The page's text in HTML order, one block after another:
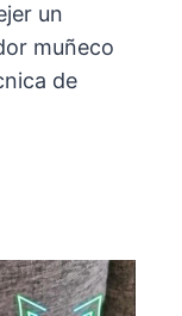
un
muñeco
de